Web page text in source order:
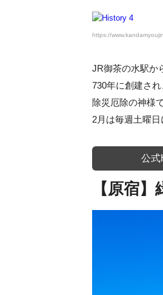
https://
JR御茶の水駅か
730年に創建さ
除災厄除の神様
2月は毎週土曜
公式
【原宿